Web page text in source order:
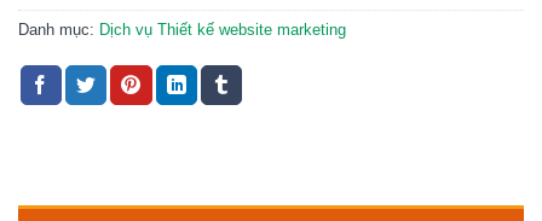
Danh mục: Dịch vụ Thiết kế website marketing